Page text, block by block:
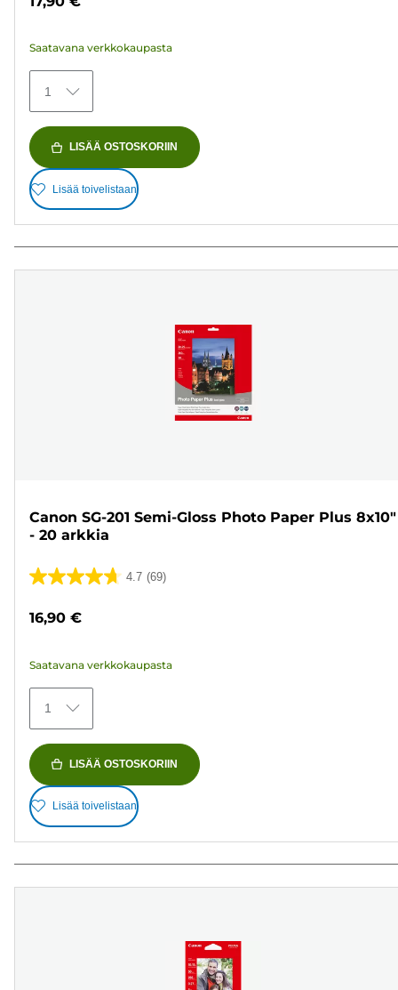
481
Saatavana verkkokaupasta
1
LISÄÄ OSTOSKORIIN
Lisää toivelistaan
Canon SG-201 Semi-Gloss Photo Paper Plus 8x10"
- 20 arkkia
4.7 (69)
4.7/5
69
16,90 €
Saatavana verkkokaupasta
1
LISÄÄ OSTOSKORIIN
Lisää toivelistaan